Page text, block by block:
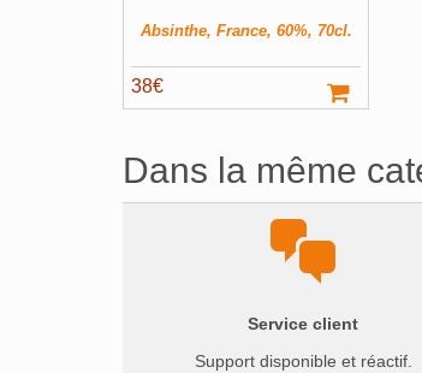
Absinthe, France, 60%, 70cl.
38€
Dans la même
Service client
Support disponible et réactif.